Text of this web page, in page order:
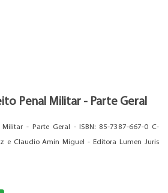
Penal Militar - Parte Geral
- Parte Geral - ISBN: 85-7387-667-0 C-
e Claudio Amin Miguel - Editora Lumen Juris